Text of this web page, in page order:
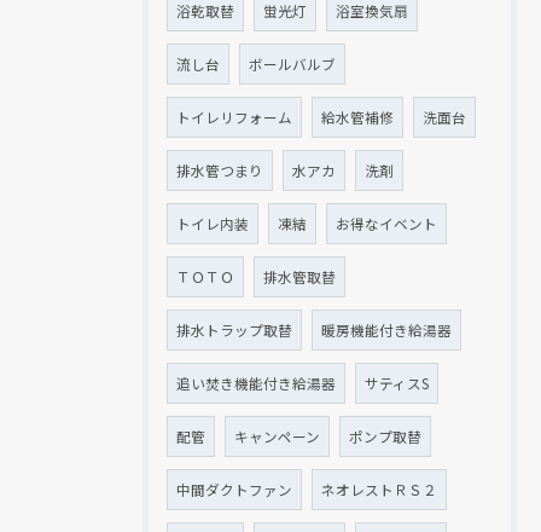
浴乾取替 蛍光灯 浴室換気扇
流し台 ボールバルブ
トイレリフォーム 給水管補修 洗面台
排水管つまり 水アカ 洗剤
トイレ内装 凍結 お得なイベント
ＴＯＴＯ 排水管取替
排水トラップ取替 暖房機能付き給湯器
追い焚き機能付き給湯器 サティスS
配管 キャンペーン ポンプ取替
中間ダクトファン ネオレストＲＳ２